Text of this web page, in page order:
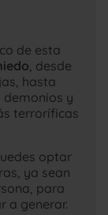
de esta
, desde
hasta
y
terroríficas
optar
ya sean
para
a generar.